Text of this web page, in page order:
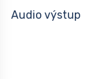
Audio výstup